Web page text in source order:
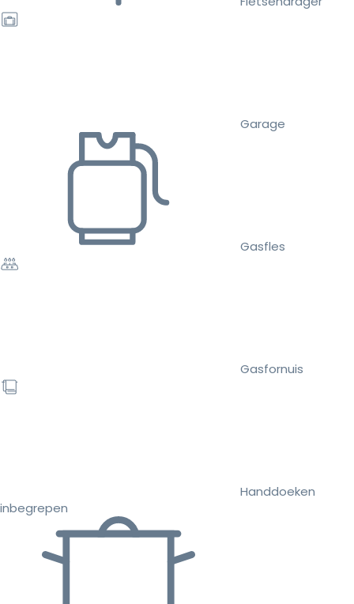
Garage
Gasfles
Gasfornuis
Handdoeken
inbegrepen